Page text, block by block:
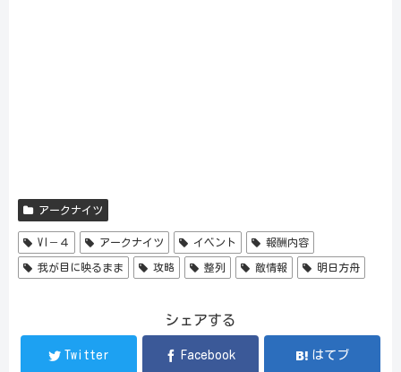
アークナイツ
VI－４ アークナイツ イベント 報酬内容
我が目に映るまま 攻略 整列 敵情報 明日方舟
シェアする
Twitter Facebook はてブ